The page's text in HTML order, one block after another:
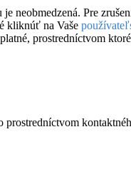
neobmedzená. Pre
kliknúť na Vaše
prostredníctvom
prostredníctvom